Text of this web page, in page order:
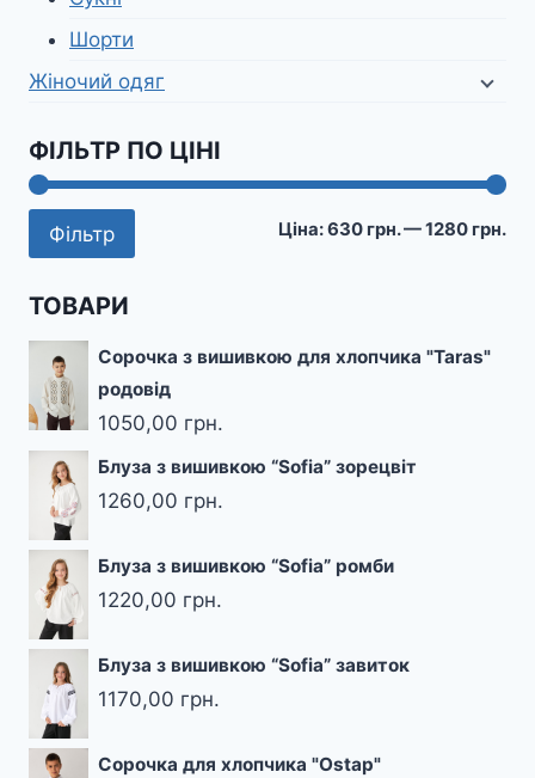
Шорти
Жіночий одяг
ФІЛЬТР ПО ЦІНІ
Фільтр Ціна:630 грн.—1280 грн.
ТОВАРИ
Сорочка з вишивкою для хлопчика "Taras"
родовід
1050,00 грн.
Блуза з вишивкою “Sofia” зорецвіт
1260,00 грн.
Блуза з вишивкою “Sofia” ромби
1220,00 грн.
Блуза з вишивкою “Sofia” завиток
1170,00 грн.
Сорочка для хлопчика "Ostap"